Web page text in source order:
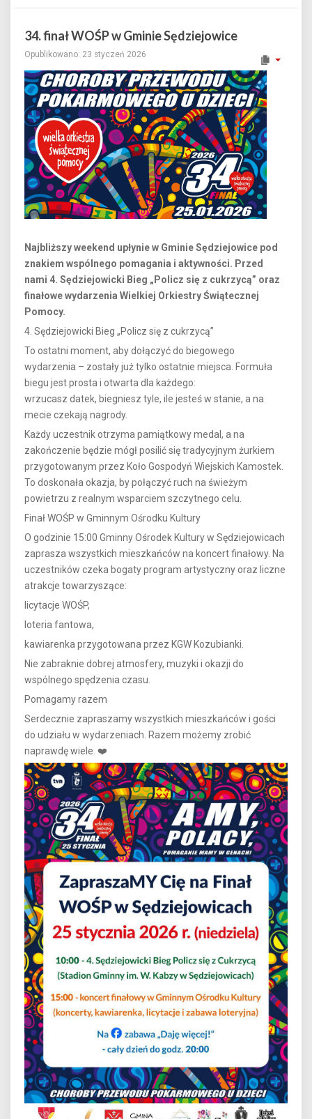
34. finał WOŚP w Gminie Sędziejowice
Opublikowano: 23 styczeń 2026
Najbliższy weekend upłynie w Gminie Sędziejowice pod
znakiem wspólnego pomagania i aktywności. Przed
nami 4. Sędziejowicki Bieg „Policz się z cukrzycą” oraz
finałowe wydarzenia Wielkiej Orkiestry Świątecznej
Pomocy.
4. Sędziejowicki Bieg „Policz się z cukrzycą”
To ostatni moment, aby dołączyć do biegowego
wydarzenia – zostały już tylko ostatnie miejsca. Formuła
biegu jest prosta i otwarta dla każdego:
wrzucasz datek, biegniesz tyle, ile jesteś w stanie, a na
mecie czekają nagrody.
Każdy uczestnik otrzyma pamiątkowy medal, a na
zakończenie będzie mógł posilić się tradycyjnym żurkiem
przygotowanym przez Koło Gospodyń Wiejskich Kamostek.
To doskonała okazja, by połączyć ruch na świeżym
powietrzu z realnym wsparciem szczytnego celu.
Finał WOŚP w Gminnym Ośrodku Kultury
O godzinie 15:00 Gminny Ośrodek Kultury w Sędziejowicach
zaprasza wszystkich mieszkańców na koncert finałowy. Na
uczestników czeka bogaty program artystyczny oraz liczne
atrakcje towarzyszące:
licytacje WOŚP,
loteria fantowa,
kawiarenka przygotowana przez KGW Kozubianki.
Nie zabraknie dobrej atmosfery, muzyki i okazji do
wspólnego spędzenia czasu.
Pomagamy razem
Serdecznie zapraszamy wszystkich mieszkańców i gości
do udziału w wydarzeniach. Razem możemy zrobić
naprawdę wiele. ❤️